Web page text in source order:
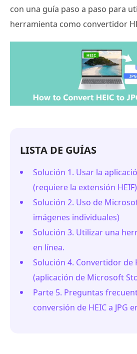
con una guía paso a paso para
herramienta como convertidor
LISTA DE GUÍAS
Solución 1. Usar la
(requiere la extensión
Solución 2. Uso de
imágenes individuales)
Solución 3. Utilizar una
en línea.
Solución 4. Convertidor de
(aplicación de Microsoft
Parte 5. Preguntas
conversión de HEIC a JPG